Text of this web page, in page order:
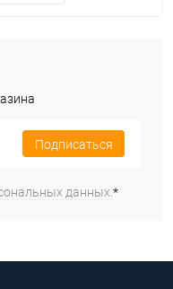
Подписаться
данных.*